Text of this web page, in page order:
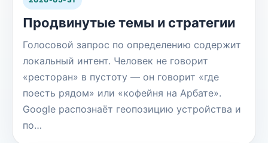
Продвинутые темы и стратегии
Голосовой запрос по определению содержит
локальный интент. Человек не говорит
«ресторан» в пустоту — он говорит «где
поесть рядом» или «кофейня на Арбате».
Google распознаёт геопозицию устройства и
по…